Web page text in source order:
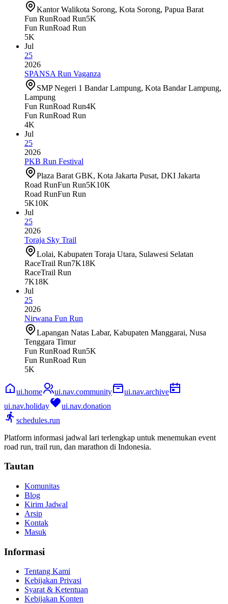
Kantor Walikota Sorong, Kota Sorong, Papua Barat
Fun RunRoad Run5K
Fun RunRoad Run
5K
Jul
25
2026
SPANSA Run Vaganza
SMP Negeri 1 Bandar Lampung, Kota Bandar Lampung,
Lampung
Fun RunRoad Run4K
Fun RunRoad Run
4K
Jul
25
2026
PKB Run Festival
Plaza Barat GBK, Kota Jakarta Pusat, DKI Jakarta
Road RunFun Run5K10K
Road RunFun Run
5K10K
Jul
25
2026
Toraja Sky Trail
Lolai, Kabupaten Toraja Utara, Sulawesi Selatan
RaceTrail Run7K18K
RaceTrail Run
7K18K
Jul
25
2026
Nirwana Fun Run
Lapangan Natas Labar, Kabupaten Manggarai, Nusa
Tenggara Timur
Fun RunRoad Run5K
Fun RunRoad Run
5K
ui.home ui.nav.community
ui.nav.archive
ui.nav.holiday
ui.nav.donation
schedules.run
Platform informasi jadwal lari terlengkap untuk menemukan event
road run, trail run, dan marathon di Indonesia.
Tautan
Komunitas
Blog
Kirim Jadwal
Arsip
Kontak
Masuk
Informasi
Tentang Kami
Kebijakan Privasi
Syarat & Ketentuan
Kebijakan Konten